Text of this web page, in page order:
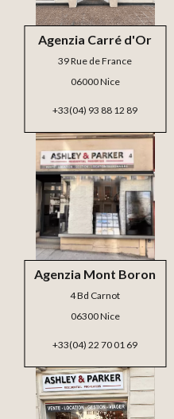
Agenzia Carré d'Or
39 Rue de France
06000 Nice
+33(04) 93 88 12 89
Agenzia Mont Boron
4 Bd Carnot
06300 Nice
+33(04) 22 70 01 69